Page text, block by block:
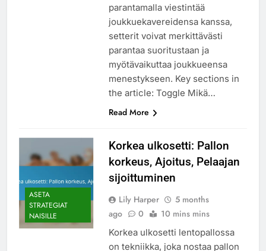
parantamalla viestintää
joukkuekavereidensa kanssa,
setterit voivat merkittävästi
parantaa suoritustaan ja
myötävaikuttaa joukkueensa
menestykseen. Key sections in
the article: Toggle Mikä…
Read More
ASETA
STRATEGIAT
NAISILLE
Korkea ulkosetti: Pallon
korkeus, Ajoitus, Pelaajan
sijoittuminen
Lily Harper
5 months
ago
0 10 mins mins
Korkea ulkosetti lentopallossa
on tekniikka, joka nostaa pallon